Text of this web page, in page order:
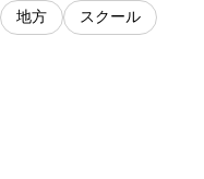
地方 スクール